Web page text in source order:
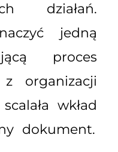
działań.
jedną
proces
organizacji
wkład
dokument.